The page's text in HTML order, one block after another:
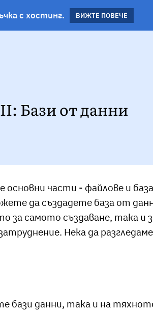
с хостинг. ВИЖТЕ ПОВЕЧЕ
Бази от данни
части - файлове и
да създадете база от
за самото създаване, така и
Нека да
бази данни, така и на